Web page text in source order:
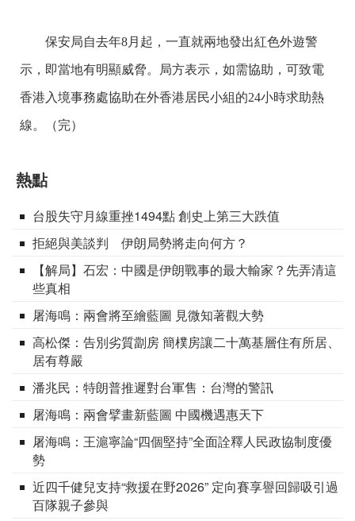
保安局自去年8月起，一直就兩地發出紅色外遊警
示，即當地有明顯威脅。局方表示，如需協助，可致電
香港入境事務處協助在外香港居民小組的24小時求助熱
線。（完）
熱點
台股失守月線重挫1494點 創史上第三大跌值
拒絕與美談判 伊朗局勢將走向何方？
【解局】石宏：中國是伊朗戰事的最大輸家？先弄清這
些真相
屠海鳴：兩會將至繪藍圖 見微知著觀大勢
高松傑：告別劣質劏房 簡樸房讓二十萬基層住有所居、
居有尊嚴
潘兆民：特朗普推遲對台軍售：台灣的警訊
屠海鳴：兩會擘畫新藍圖 中國機遇惠天下
屠海鳴：王滬寧論“四個堅持”全面詮釋人民政協制度優
勢
近四千健兒支持“救援在野2026” 定向賽享譽回歸吸引過
百隊親子參與